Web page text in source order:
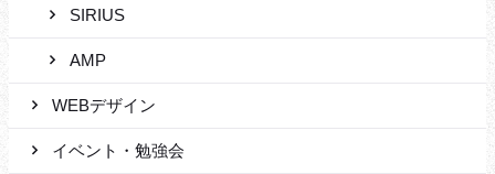
SIRIUS
AMP
WEBデザイン
イベント・勉強会